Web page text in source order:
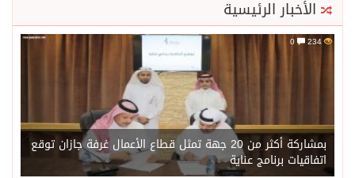
الأخبار الرئيسية
234
بمشاركة أكثر من 20 جهة تمثل قطاع الأعمال غرفة جازان توقع
اتفاقيات برنامج عناية